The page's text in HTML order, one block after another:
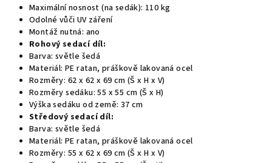
Maximální nosnost (na sedák): 110 kg
Odolné vůči UV záření
Montáž nutná: ano
Rohový sedací díl:
Barva: světle šedá
Materiál: PE ratan, práškově lakovaná ocel
Rozměry: 62 x 62 x 69 cm (Š x H x V)
Rozměry sedáku: 55 x 55 cm (Š x H)
Výška sedáku od země: 37 cm
Středový sedací díl:
Barva: světle šedá
Materiál: PE ratan, práškově lakovaná ocel
Rozměry: 55 x 62 x 69 cm (Š x H x V)